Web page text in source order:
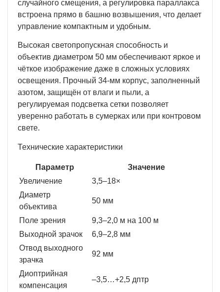
случайного смещения, а регулировка параллакса
встроена прямо в башню возвышения, что делает
управление компактным и удобным.
Высокая светопропускная способность и
объектив диаметром 50 мм обеспечивают яркое и
чёткое изображение даже в сложных условиях
освещения. Прочный 34-мм корпус, заполненный
азотом, защищён от влаги и пыли, а
регулируемая подсветка сетки позволяет
уверенно работать в сумерках или при контровом
свете.
Технические характеристики
Параметр
Значение
Увеличение
3,5–18×
Диаметр
объектива
50 мм
Поле зрения
9,3–2,0 м на 100 м
Выходной зрачок
6,9–2,8 мм
Отвод выходного
зрачка
92 мм
Диоптрийная
компенсация
–3,5…+2,5 дптр